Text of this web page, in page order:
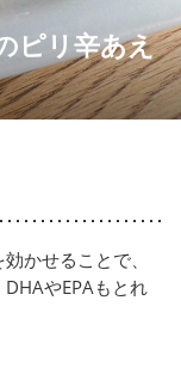
ピリ辛あえ
かせることで、
やEPAもとれ